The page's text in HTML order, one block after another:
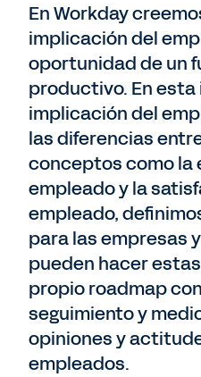
En Workday
implicación del
oportunidad de un
productivo. En
implicación del
las diferencias
conceptos como la
empleado y la
empleado,
para las empresas
pueden hacer
propio roadmap
seguimiento y
opiniones y
empleados.